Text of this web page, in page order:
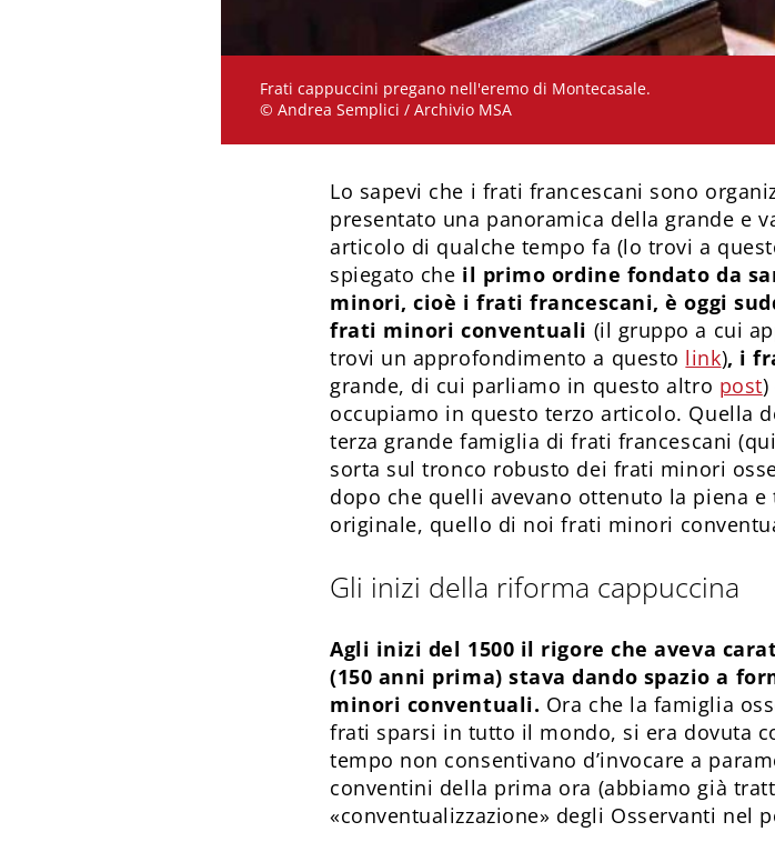
Frati cappuccini pregano nell'eremo di Montecasale.
© Andrea Semplici / Archivio MSA
Lo sapevi che i frati francescani sono
presentato una panoramica della grande e
articolo di qualche tempo fa (lo trovi a
spiegato che il primo ordine fondato da
minori, cioè i frati francescani, è oggi
frati minori conventuali (il gruppo a cui
trovi un approfondimento a questo link), i
grande, di cui parliamo in questo altro post)
occupiamo in questo terzo articolo. Quella
terza grande famiglia di frati francescani
sorta sul tronco robusto dei frati minori
dopo che quelli avevano ottenuto la piena
originale, quello di noi frati minori
Gli inizi della riforma cappuccina
Agli inizi del 1500 il rigore che aveva
(150 anni prima) stava dando spazio a
minori conventuali. Ora che la famiglia
frati sparsi in tutto il mondo, si era dovuta
tempo non consentivano d’invocare a
conventini della prima ora (abbiamo già
«conventualizzazione» degli Osservanti nel